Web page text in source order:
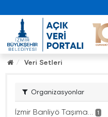
Veri Setleri
Organizasyonlar
İzmir Banliyö Taşıma... 1